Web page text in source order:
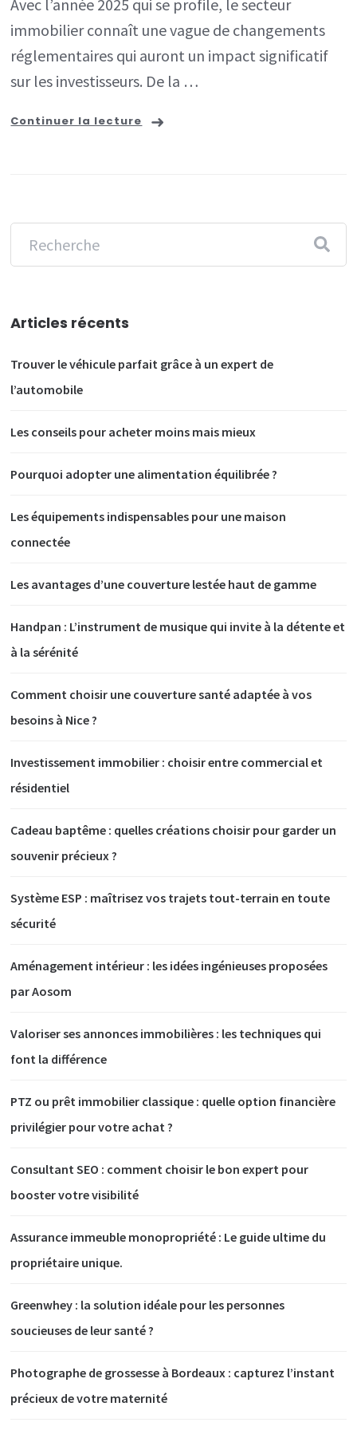
les
Avec l’année 2025 qui se profile, le secteur
immobilier connaît une vague de changements
réglementaires qui auront un impact significatif
sur les investisseurs. De la …
Continuer la lecture
Articles récents
Trouver le véhicule parfait grâce à un expert de
l’automobile
Les conseils pour acheter moins mais mieux
Pourquoi adopter une alimentation équilibrée ?
Les équipements indispensables pour une maison
connectée
Les avantages d’une couverture lestée haut de gamme
Handpan : L’instrument de musique qui invite à la détente et
à la sérénité
Comment choisir une couverture santé adaptée à vos
besoins à Nice ?
Investissement immobilier : choisir entre commercial et
résidentiel
Cadeau baptême : quelles créations choisir pour garder un
souvenir précieux ?
Système ESP : maîtrisez vos trajets tout-terrain en toute
sécurité
Aménagement intérieur : les idées ingénieuses proposées
par Aosom
Valoriser ses annonces immobilières : les techniques qui
font la différence
PTZ ou prêt immobilier classique : quelle option financière
privilégier pour votre achat ?
Consultant SEO : comment choisir le bon expert pour
booster votre visibilité
Assurance immeuble monopropriété : Le guide ultime du
propriétaire unique.
Greenwhey : la solution idéale pour les personnes
soucieuses de leur santé ?
Photographe de grossesse à Bordeaux : capturez l’instant
précieux de votre maternité